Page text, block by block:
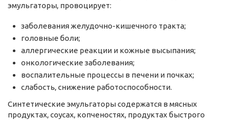
эмульгаторы, провоцирует:
заболевания желудочно-кишечного тракта;
головные боли;
аллергические реакции и кожные высыпания;
онкологические заболевания;
воспалительные процессы в печени и почках;
слабость, снижение работоспособности.
Синтетические эмульгаторы содержатся в мясных
продуктах, соусах, копченостях, продуктах быстрого